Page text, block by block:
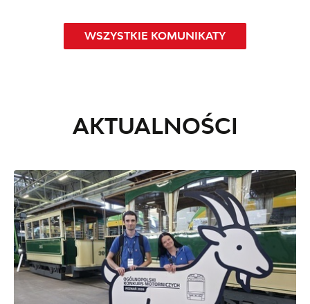
WSZYSTKIE KOMUNIKATY
AKTUALNOŚCI